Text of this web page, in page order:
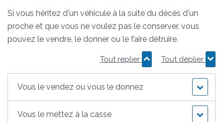
Si vous héritez d'un véhicule à la suite du décès d'un
proche et que vous ne voulez pas le conserver, vous
pouvez le vendre, le donner ou le faire détruire.
Tout replier Tout déplier
Vous le vendez ou vous le donnez
Vous le mettez à la casse